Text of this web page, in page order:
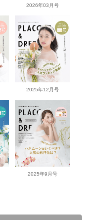
2026年03月号
2025年12月号
2025年9月号